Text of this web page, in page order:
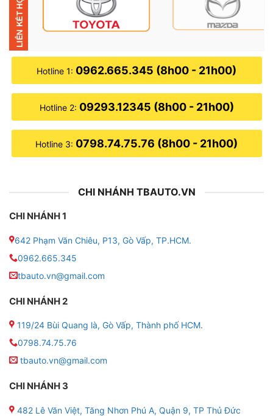
Địa chỉ bọc trần cho xe VinFast VF3
Các loại bọc trần phù hợp với xe VinFast VF3
✪ Có nhiều chất liệu phù hợp để sử dụng bọc trần cho
nhược điểm riêng. Hầu hết các loại bọc trần ô tô hiện
nay đều dễ vệ sinh, có độ bền cao và giá thành hợp lý.
khảo:
Hotline 1: 0962.665.345 (8h00 - 21h00)
Hotline 2: 09293.12345 (8h00 - 21h00)
Hotline 3: 0798.74.75.76 (8h00 - 21h00)
CHI NHÁNH TBAUTO.VN
CHI NHÁNH 1
642 Phạm Văn Chiêu, P13, Gò Vấp, TP.HCM.
0962.665.345
tbauto.vn@gmail.com
CHI NHÁNH 2
119/24 Bùi Quang là, Gò Vấp, Thành phố HCM.
0798.74.75.76
tbauto.vn@gmail.com
CHI NHÁNH 3
482 Lê Văn Việt, Tăng Nhơn Phú A, Quận 9, TP Thủ Đức